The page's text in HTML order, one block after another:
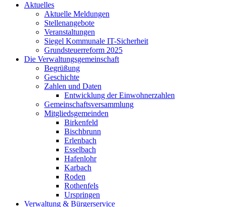
Aktuelles
Aktuelle Meldungen
Stellenangebote
Veranstaltungen
Siegel Kommunale IT-Sicherheit
Grundsteuerreform 2025
Die Verwaltungsgemeinschaft
Begrüßung
Geschichte
Zahlen und Daten
Entwicklung der Einwohnerzahlen
Gemeinschaftsversammlung
Mitgliedsgemeinden
Birkenfeld
Bischbrunn
Erlenbach
Esselbach
Hafenlohr
Karbach
Roden
Rothenfels
Urspringen
Verwaltung & Bürgerservice